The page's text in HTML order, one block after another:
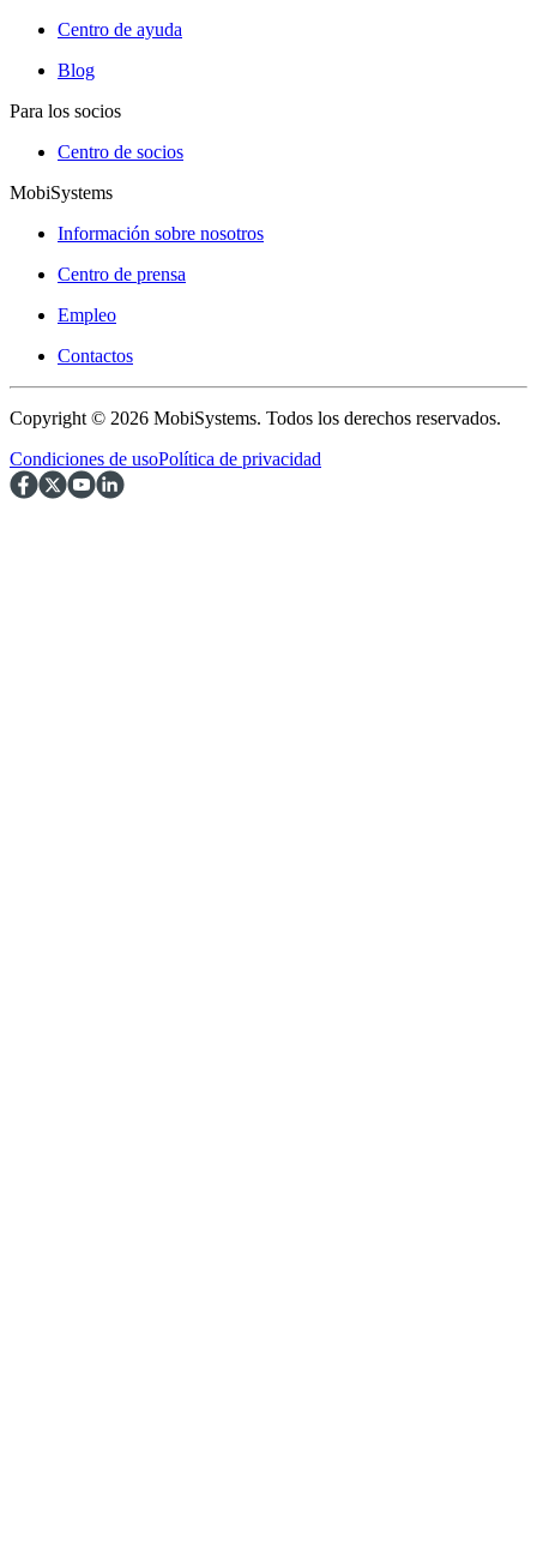
Centro de ayuda
Blog
Para los socios
Centro de socios
MobiSystems
Información sobre nosotros
Centro de prensa
Empleo
Contactos
Copyright © 2026 MobiSystems. Todos los derechos reservados.
Condiciones de usoPolítica de privacidad